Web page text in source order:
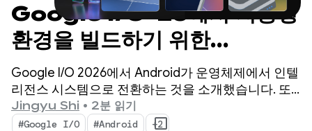
Google I/O ‘26에서 지능형
환경을 빌드하기 위한
Android의 주요 AI 업데이
트
Google I/O 2026에서 Android가 운영체제에서 인텔
리전스 시스템으로 전환하는 것을 소개했습니다. 또
한 시스템을 사용하여 지능형 환경을 기본적으로 빌
드하고 Google의 AI 기능을 앱에 도입하는 방법을 시
Jingyu Shi • 2분 읽기
#Google I/O #Android +2